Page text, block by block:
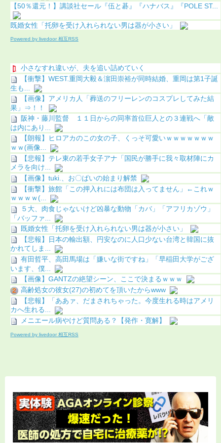
【50％還元！】講談社セール『伍と碁』『ハナバス』『POLE ST...
既婚女性「托卵を受け入れられない男は器が小さい」
Powered by livedoor 相互RSS
小さなすれ違いが、夫を追い詰めていく
【衝撃】WEST.重岡大毅＆濵田崇裕が同時結婚、重岡は第1子誕
生も...
【画像】アメリカ人「葬送のフリーレンのコスプレしてみた結
果」⇒！！
阪神・藤川監督 １１日からの同率首位巨人との３連戦へ「敵
は内にあり...
【朗報】ヒロアカのこの女の子、くっそ可愛いｗｗｗｗｗｗｗ
ｗｗ(画像...
【悲報】テレ東の若手女子アナ「国民が勝手に我々取材陣にカ
メラを向け...
【画像】tuki.、お〇ぱいの始まり解禁
【衝撃】旅館「この押入れには布団は入ってません」←これｗ
ｗｗｗｗ(...
５大、肉食じゃないけど凶暴な動物「カバ」「アフリカゾウ」
「バッファ...
既婚女性「托卵を受け入れられない男は器が小さい」
【悲報】日本の輸出額、円安なのに人口少ない台湾と韓国に抜
かれてしま...
有田哲平、高田馬場は「嫌いな街ですね」「早稲田大学がござ
います、僕...
【画像】GANTZの絶望シーン、ここで決まるｗｗｗ
高齢処女の彼女(27)の初めてを頂いたからwww
【悲報】「ああァ、だまされちゃった。今度生れる時はアメリ
カへ生れる...
メニエール病やけど質問ある？【発作・寛解】
Powered by livedoor 相互RSS